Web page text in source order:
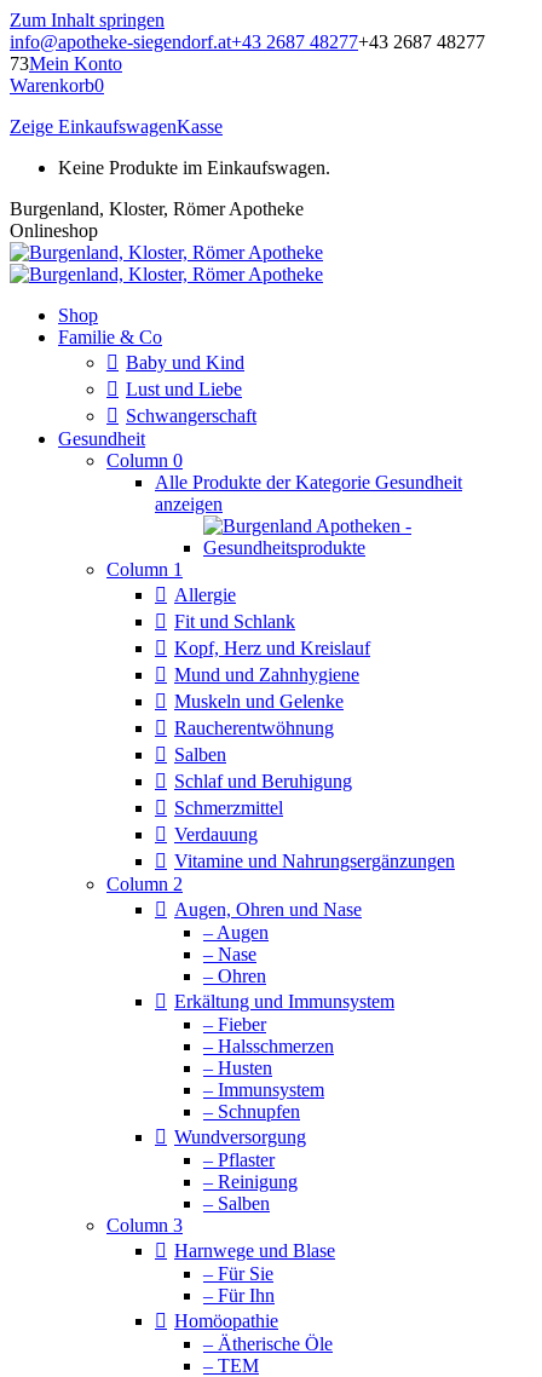
Zum Inhalt springen
info@apotheke-siegendorf.at+43 2687 48277+43 2687 48277
73Mein Konto
Warenkorb0
Zeige EinkaufswagenKasse
Keine Produkte im Einkaufswagen.
Burgenland, Kloster, Römer Apotheke
Onlineshop
Shop
Familie & Co
Baby und Kind
Lust und Liebe
Schwangerschaft
Gesundheit
Column 0
Alle Produkte der Kategorie Gesundheit
anzeigen
Column 1
Allergie
Fit und Schlank
Kopf, Herz und Kreislauf
Mund und Zahnhygiene
Muskeln und Gelenke
Raucherentwöhnung
Salben
Schlaf und Beruhigung
Schmerzmittel
Verdauung
Vitamine und Nahrungsergänzungen
Column 2
Augen, Ohren und Nase
– Augen
– Nase
– Ohren
Erkältung und Immunsystem
– Fieber
– Halsschmerzen
– Husten
– Immunsystem
– Schnupfen
Wundversorgung
– Pflaster
– Reinigung
– Salben
Column 3
Harnwege und Blase
– Für Sie
– Für Ihn
Homöopathie
– Ätherische Öle
– TEM